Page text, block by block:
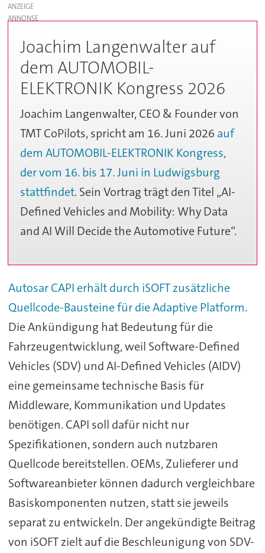
ANZEIGE
Joachim Langenwalter auf
dem AUTOMOBIL-
ELEKTRONIK Kongress 2026
Joachim Langenwalter, CEO & Founder von
TMT CoPilots, spricht am 16. Juni 2026 auf
dem AUTOMOBIL-ELEKTRONIK Kongress,
der vom 16. bis 17. Juni in Ludwigsburg
stattfindet. Sein Vortrag trägt den Titel „AI-
Defined Vehicles and Mobility: Why Data
and AI Will Decide the Automotive Future“.
Autosar CAPI erhält durch iSOFT zusätzliche
Quellcode-Bausteine für die Adaptive Platform.
Die Ankündigung hat Bedeutung für die
Fahrzeugentwicklung, weil Software-Defined
Vehicles (SDV) und AI-Defined Vehicles (AIDV)
eine gemeinsame technische Basis für
Middleware, Kommunikation und Updates
benötigen. CAPI soll dafür nicht nur
Spezifikationen, sondern auch nutzbaren
Quellcode bereitstellen. OEMs, Zulieferer und
Softwareanbieter können dadurch vergleichbare
Basiskomponenten nutzen, statt sie jeweils
separat zu entwickeln. Der angekündigte Beitrag
von iSOFT zielt auf die Beschleunigung von SDV-